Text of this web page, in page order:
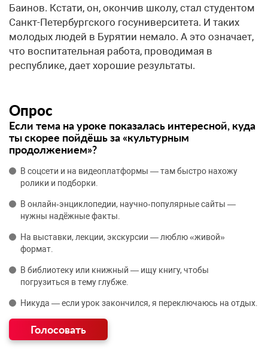
Баинов. Кстати, он, окончив школу, стал студентом
Санкт-Петербургского госуниверситета. И таких
молодых людей в Бурятии немало. А это означает,
что воспитательная работа, проводимая в
республике, дает хорошие результаты.
Опрос
Если тема на уроке показалась интересной, куда
ты скорее пойдёшь за «культурным
продолжением»?
В соцсети и на видеоплатформы — там быстро нахожу
ролики и подборки.
В онлайн‑энциклопедии, научно‑популярные сайты —
нужны надёжные факты.
На выставки, лекции, экскурсии — люблю «живой»
формат.
В библиотеку или книжный — ищу книгу, чтобы
погрузиться в тему глубже.
Никуда — если урок закончился, я переключаюсь на отдых.